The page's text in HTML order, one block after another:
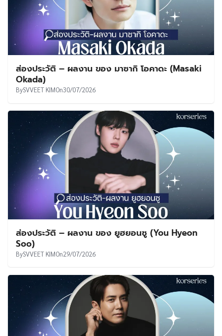
ส่องประวัติ – ผลงาน ของ มาซากิ โอคาดะ (Masaki
Okada)
BySVVEET KIMOn30/07/2026
ส่องประวัติ – ผลงาน ของ ยูฮยอนซู (You Hyeon
Soo)
BySVVEET KIMOn29/07/2026